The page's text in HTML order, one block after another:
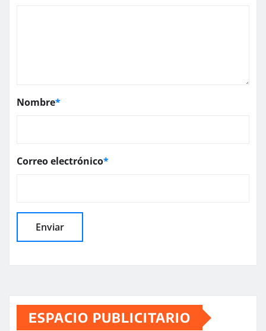
Nombre*
Correo electrónico*
ESPACIO PUBLICITARIO